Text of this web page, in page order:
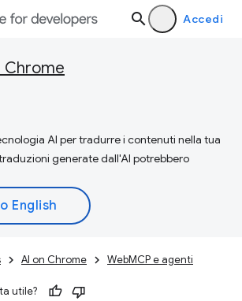
Accedi
Chrome
AI per tradurre i contenuti nella tua
generate dall'AI potrebbero
AI on Chrome WebMCP e agenti
utile?